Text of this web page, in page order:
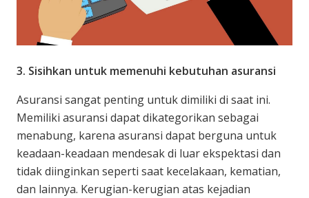
3. Sisihkan untuk memenuhi kebutuhan asuransi
Asuransi sangat penting untuk dimiliki di saat ini.
Memiliki asuransi dapat dikategorikan sebagai
menabung, karena asuransi dapat berguna untuk
keadaan-keadaan mendesak di luar ekspektasi dan
tidak diinginkan seperti saat kecelakaan, kematian,
dan lainnya. Kerugian-kerugian atas kejadian